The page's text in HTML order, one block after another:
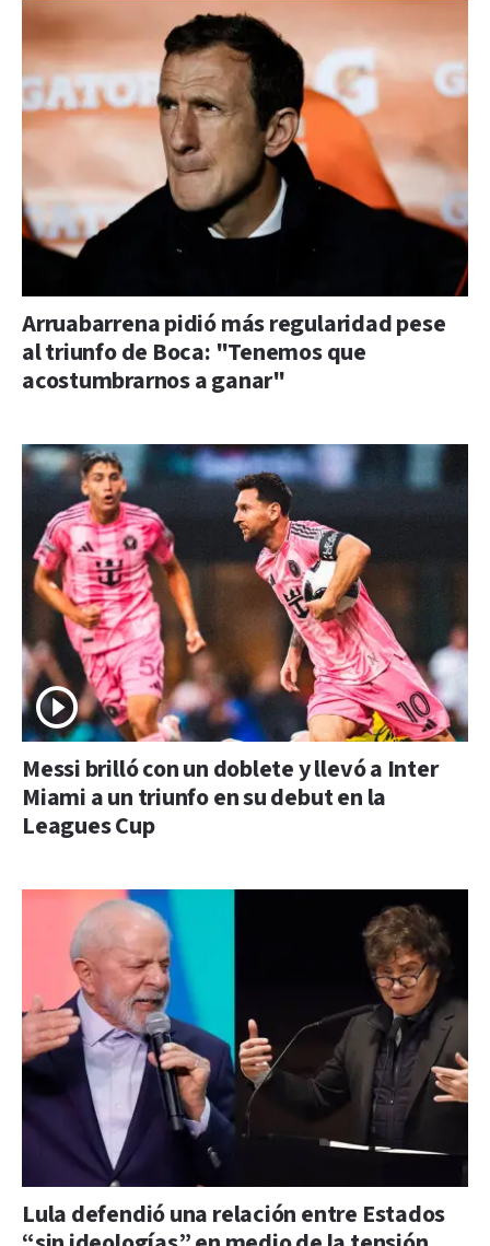
Arruabarrena pidió más regularidad pese
al triunfo de Boca: "Tenemos que
acostumbrarnos a ganar"
Messi brilló con un doblete y llevó a Inter
Miami a un triunfo en su debut en la
Leagues Cup
Lula defendió una relación entre Estados